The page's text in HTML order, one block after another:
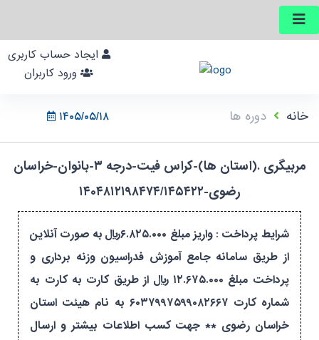
۱۴۰۵/۰۵/۱۸ خانه دوره ها
مربیگری .(استان ها)-کراس فیت-درجه ۳-بانوان-خراسان
رضوی-۱۴۰۴۸۱۲۱۹۸۴۷۴/۱۴۵۴۲۲
شرایط پرداخت : واریز مبلغ ۶.۸۲۵.۰۰۰ریال به صورت آنلاین
از طریق سامانه جامع آموزش فدراسیون وزنه برداری و
پرداخت مبلغ ۱۲.۶۷۵.۰۰۰ ریال از طریق کارت به کارت به
شماره کارت ۶۰۳۷۹۹۷۵۹۹۰۸۲۶۶۷ به نام هیئت استان
خراسان رضوی ** جهت کسب اطلاعات بیشتر و ارسال